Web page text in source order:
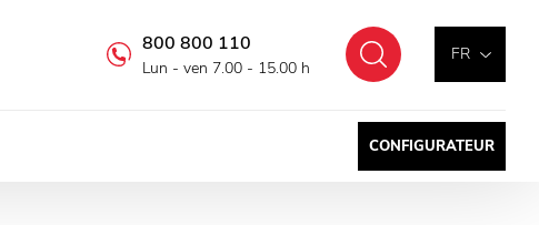
FR
Chercher
800 800 110
Lun - ven 7.00 - 15.00 h
CONFIGURATEUR